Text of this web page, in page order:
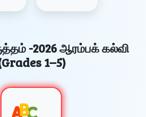
-2026 ஆரம்பக் கல்வி
1–5)